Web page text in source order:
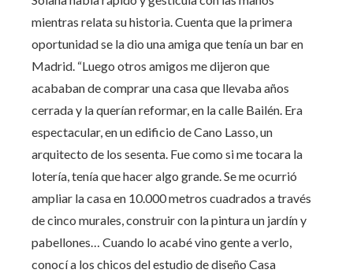
mientras relata su historia. Cuenta que la primera
oportunidad se la dio una amiga que tenía un bar en
Madrid. “Luego otros amigos me dijeron que
acababan de comprar una casa que llevaba años
cerrada y la querían reformar, en la calle Bailén. Era
espectacular, en un edificio de Cano Lasso, un
arquitecto de los sesenta. Fue como si me tocara la
lotería, tenía que hacer algo grande. Se me ocurrió
ampliar la casa en 10.000 metros cuadrados a través
de cinco murales, construir con la pintura un jardín y
pabellones… Cuando lo acabé vino gente a verlo,
conocí a los chicos del estudio de diseño Casa